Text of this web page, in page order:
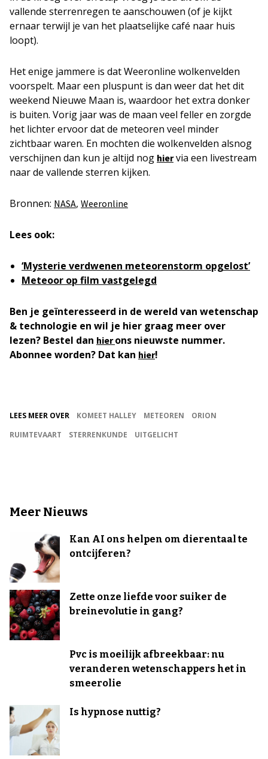
vallende sterrenregen te aanschouwen (of je kijkt
ernaar terwijl je van het plaatselijke café naar huis
loopt).
Het enige jammere is dat Weeronline wolkenvelden
voorspelt. Maar een pluspunt is dan weer dat het dit
weekend Nieuwe Maan is, waardoor het extra donker
is buiten. Vorig jaar was de maan veel feller en zorgde
het lichter ervoor dat de meteoren veel minder
zichtbaar waren. En mochten die wolkenvelden alsnog
verschijnen dan kun je altijd nog hiervia een livestream
naar de vallende sterren kijken.
Bronnen: NASA, Weeronline
Lees ook:
‘Mysterie verdwenen meteorenstorm opgelost’
Meteoor op film vastgelegd
Ben je geïnteresseerd in de wereld van wetenschap
& technologie en wil je hier graag meer over
lezen? Bestel dan hierons nieuwste nummer.
Abonnee worden? Dat kan hier!
LEES MEER OVER KOMEET HALLEY METEOREN
ORION
RUIMTEVAART
STERRENKUNDE UITGELICHT
Meer Nieuws
Kan AI ons helpen om dierentaal te
ontcijferen?
Zette onze liefde voor suiker de
breinevolutie in gang?
Pvc is moeilijk afbreekbaar: nu
veranderen wetenschappers het in
smeerolie
Is hypnose nuttig?